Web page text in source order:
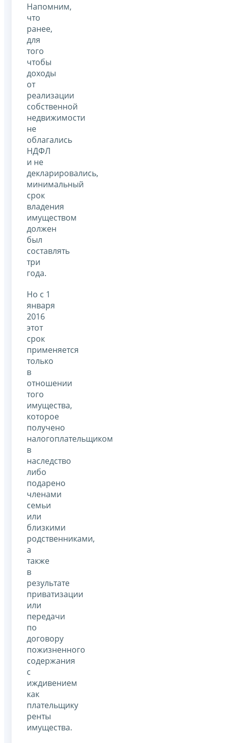
Напомним,
что
ранее,
для
того
чтобы
доходы
от
реализации
собственной
недвижимости
не
облагались
НДФЛ
и не
декларировались,
минимальный
срок
владения
имуществом
должен
был
составлять
три
года.
Но с 1
января
2016
этот
срок
применяется
только
в
отношении
того
имущества,
которое
получено
налогоплательщиком
в
наследство
либо
подарено
членами
семьи
или
близкими
родственниками,
а
также
в
результате
приватизации
или
передачи
по
договору
пожизненного
содержания
с
иждивением
как
плательщику
ренты
имущества.